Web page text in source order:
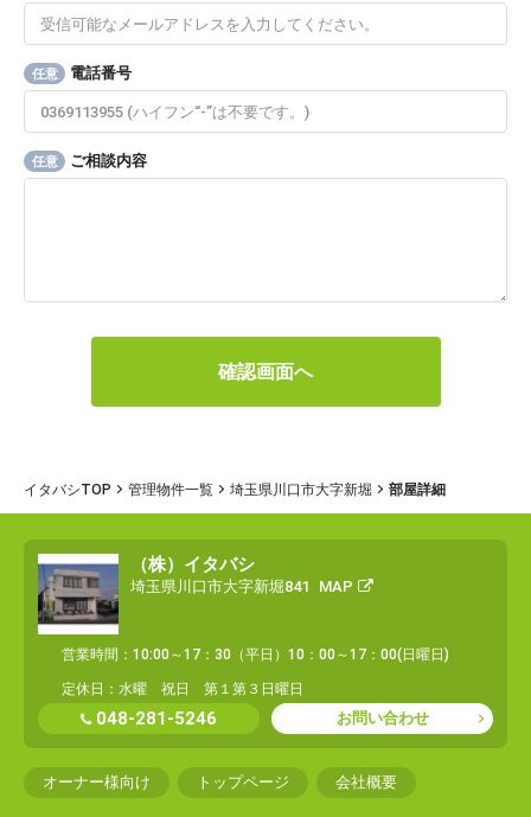
任意 電話番号
任意 ご相談内容
イタバシTOP 管理物件一覧 埼玉県川口市大字新堀 部屋詳細
（株）イタバシ
埼玉県川口市大字新堀841 MAP
営業時間：10:00～17：30（平日）10：00～17：00(日曜日)
定休日：水曜 祝日 第１第３日曜日
048-281-5246 お問い合わせ
オーナー様向け トップページ 会社概要